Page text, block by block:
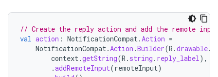
// Create the reply action and add the remote
val action : NotificationCompat . Action =
NotificationCompat . Action .Builder(R .drawable.
context .getString(R . string . reply_label ),
.addRemoteInput(remoteInput)